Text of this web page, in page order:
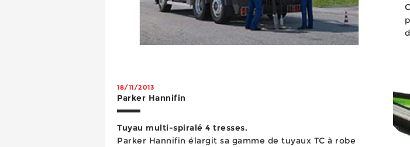
18/11/2013
Parker Hannifin
Tuyau multi-spiralé 4 tresses.
Parker Hannifin élargit sa gamme de tuyaux TC à robe